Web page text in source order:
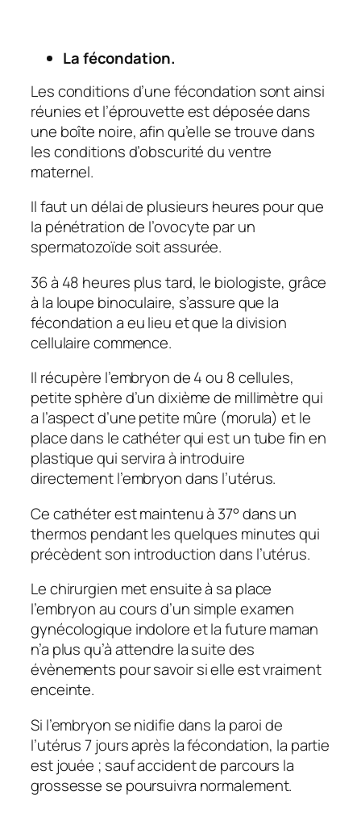
La fécondation.
Les conditions d’une fécondation sont ainsi
réunies et l’éprouvette est déposée dans
une boîte noire, afin qu’elle se trouve dans
les conditions d’obscurité du ventre
maternel.
Il faut un délai de plusieurs heures pour que
la pénétration de l’ovocyte par un
spermatozoïde soit assurée.
36 à 48 heures plus tard, le biologiste, grâce
à la loupe binoculaire, s’assure que la
fécondation a eu lieu et que la division
cellulaire commence.
Il récupère l’embryon de 4 ou 8 cellules,
petite sphère d’un dixième de millimètre qui
a l’aspect d’une petite mûre (morula) et le
place dans le cathéter qui est un tube fin en
plastique qui servira à introduire
directement l’embryon dans l’utérus.
Ce cathéter est maintenu à 37° dans un
thermos pendant les quelques minutes qui
précèdent son introduction dans l’utérus.
Le chirurgien met ensuite à sa place
l’embryon au cours d’un simple examen
gynécologique indolore et la future maman
n’a plus qu’à attendre la suite des
évènements pour savoir si elle est vraiment
enceinte.
Si l’embryon se nidifie dans la paroi de
l’utérus 7 jours après la fécondation, la partie
est jouée ; sauf accident de parcours la
grossesse se poursuivra normalement.